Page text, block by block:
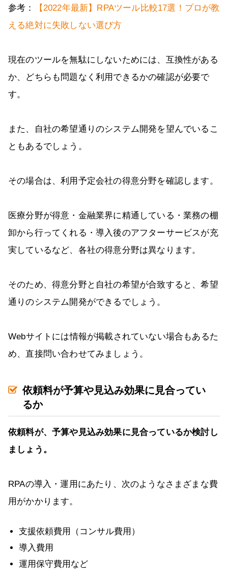
参考：
【2022年最新】RPAツール比較17選！プロが教
える絶対に失敗しない選び方
現在のツールを無駄にしないためには、互換性がある
か、どちらも問題なく利用できるかの確認が必要で
す。
また、自社の希望通りのシステム開発を望んでいるこ
ともあるでしょう。
その場合は、利用予定会社の得意分野を確認します。
医療分野が得意・金融業界に精通している・業務の棚
卸から行ってくれる・導入後のアフターサービスが充
実しているなど、各社の得意分野は異なります。
そのため、得意分野と自社の希望が合致すると、希望
通りのシステム開発ができるでしょう。
Webサイトには情報が掲載されていない場合もあるた
め、直接問い合わせてみましょう。
依頼料が予算や見込み効果に見合ってい
るか
依頼料が、予算や見込み効果に見合っているか検討し
ましょう。
RPAの導入・運用にあたり、次のようなさまざまな費
用がかかります。
支援依頼費用（コンサル費用）
導入費用
運用保守費用など